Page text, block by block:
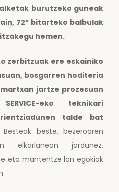
burutzeko guneak
72” bitarteko balbulak
hemen.
zerbitzuak ere eskainiko
bosgarren hoditeria
jartze prozesuan
eko teknikari
talde bat
beste, bezeroaren
elkarlanean jardunez,
eta mantentze lan egokiak